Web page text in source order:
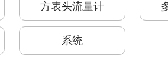
方表头流量计
系统